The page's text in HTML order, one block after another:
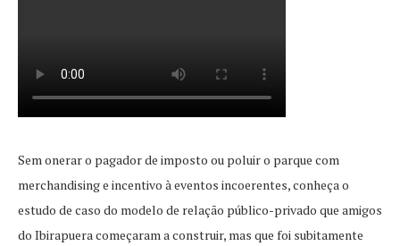
Sem onerar o pagador de imposto ou poluir o parque com
merchandising e incentivo à eventos incoerentes, conheça o
estudo de caso do modelo de relação público-privado que amigos
do Ibirapuera começaram a construir, mas que foi subitamente